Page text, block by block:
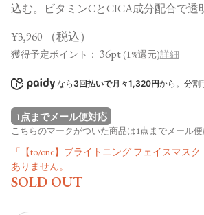
込む。ビタミンCとCICA成分配合で透
¥3,960 （税込）
獲得予定ポイント： 36pt (1%還元)詳細
なら 3回払いで月々1,320円から。分割
1点までメール便対応
こちらのマークがついた商品は1点までメール
「【to/one】ブライトニング フェイスマス
ありません。
SOLD OUT